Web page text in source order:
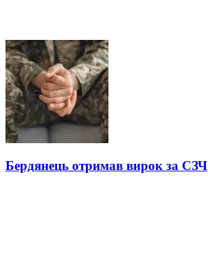
Бердянець отримав вирок за СЗЧ